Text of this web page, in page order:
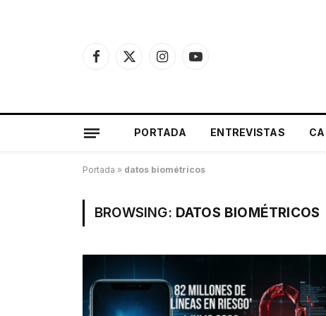
Facebook
X
InstagramYouTube
PORTADA ENTREVISTAS
Portada » datos biométricos
BROWSING: DATOS BIOMÉTRICOS